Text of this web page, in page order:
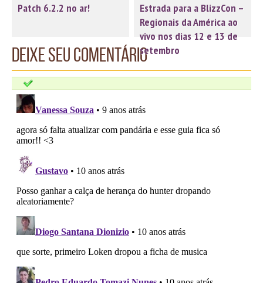
Patch 6.2.2 no ar!
Estrada para a BlizzCon –
Regionais da América ao
vivo nos dias 12 e 13 de
setembro
Deixe seu comentário